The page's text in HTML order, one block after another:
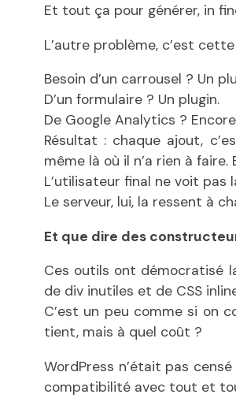
Et tout ça pour générer, in
L’autre problème, c’est
Besoin d’un carrousel ? Un
D’un formulaire ? Un plugin.
De Google Analytics ?
Résultat : chaque ajout,
même là où il n’a rien à
L’utilisateur final ne voit pas
Le serveur, lui, la ressent à
Et que dire des
Ces outils ont démocratisé
de div inutiles et de CSS
C’est un peu comme si on
tient, mais à quel coût ?
WordPress n’était pas
compatibilité avec tout et